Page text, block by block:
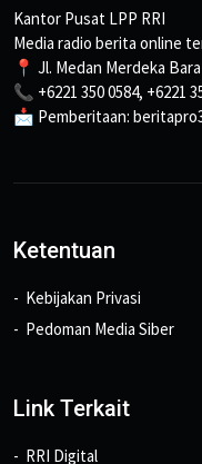
Kantor Pusat LPP RRI
Media radio berita online
📍 Jl. Medan Merdeka
📞 +6221 350 0584, +6221
📩 Pemberitaan:
Ketentuan
Kebijakan Privasi
Pedoman Media Siber
Link Terkait
RRI Digital